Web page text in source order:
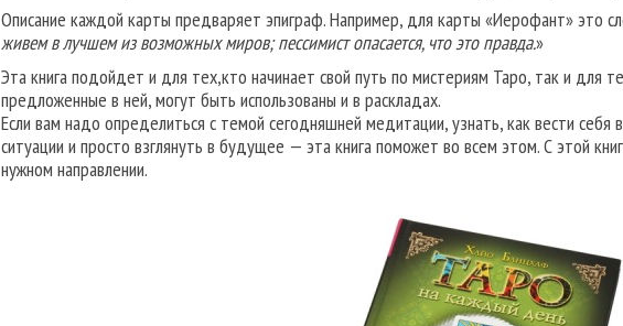
Описание каждой карты предваряет эпиграф. Например, для карты «Иерофант» это
живем в лучшем из возможных миров; пессимист опасается, что это правда.»
Эта книга подойдет и для тех,кто начинает свой путь по мистериям Таро, так и для
предложенные в ней, могут быть использованы и в раскладах.
Если вам надо определиться с темой сегодняшней медитации, узнать, как вести себя
ситуации и просто взглянуть в будущее — эта книга поможет во всем этом. С этой
нужном направлении.